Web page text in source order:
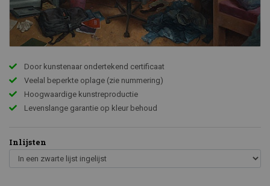
Door kunstenaar ondertekend certificaat
Veelal beperkte oplage (zie nummering)
Hoogwaardige kunstreproductie
Levenslange garantie op kleur behoud
Inlijsten